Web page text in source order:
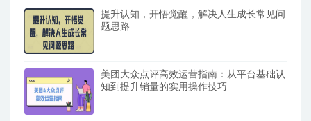
提升认知，开悟觉醒，解决人生成长常见问
题思路
美团大众点评高效运营指南：从平台基础认
知到提升销量的实用操作技巧